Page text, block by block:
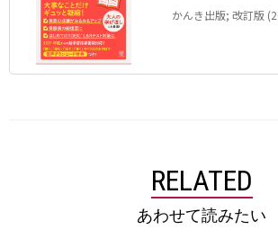
かんき出版; 改訂版
RELATED
あわせて読みたい